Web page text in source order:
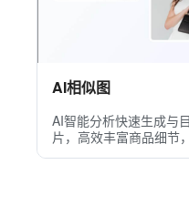
AI相似图
AI智能分析快速生成与
片，高效丰富商品细节